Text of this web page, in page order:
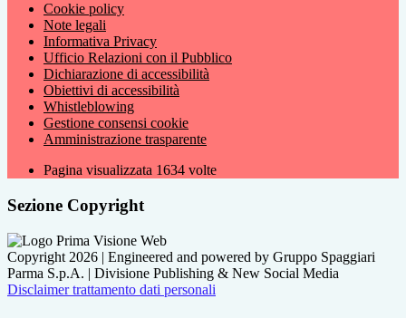
Cookie policy
Note legali
Informativa Privacy
Ufficio Relazioni con il Pubblico
Dichiarazione di accessibilità
Obiettivi di accessibilità
Whistleblowing
Gestione consensi cookie
Amministrazione trasparente
Pagina visualizzata 1634 volte
Sezione Copyright
Copyright 2026 | Engineered and powered by Gruppo Spaggiari
Parma S.p.A. | Divisione Publishing & New Social Media
Disclaimer trattamento dati personali